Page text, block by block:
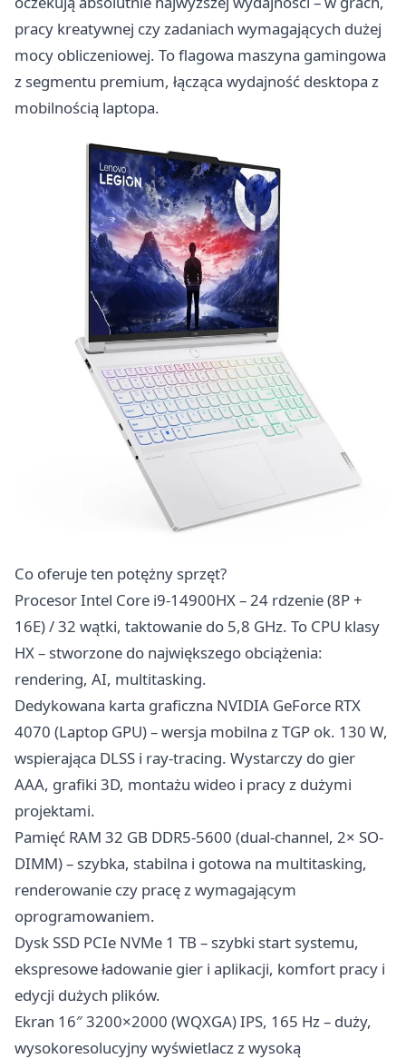
pracy kreatywnej czy zadaniach wymagających dużej
mocy obliczeniowej. To flagowa maszyna gamingowa
z segmentu premium, łącząca wydajność desktopa z
mobilnością laptopa.
Co oferuje ten potężny sprzęt?
Procesor Intel Core i9-14900HX – 24 rdzenie (8P +
16E) / 32 wątki, taktowanie do 5,8 GHz. To CPU klasy
HX – stworzone do największego obciążenia:
rendering, AI, multitasking.
Dedykowana karta graficzna NVIDIA GeForce RTX
4070 (Laptop GPU) – wersja mobilna z TGP ok. 130 W,
wspierająca DLSS i ray-tracing. Wystarczy do gier
AAA, grafiki 3D, montażu wideo i pracy z dużymi
projektami.
Pamięć RAM 32 GB DDR5-5600 (dual-channel, 2× SO-
DIMM) – szybka, stabilna i gotowa na multitasking,
renderowanie czy pracę z wymagającym
oprogramowaniem.
Dysk SSD PCIe NVMe 1 TB – szybki start systemu,
ekspresowe ładowanie gier i aplikacji, komfort pracy i
edycji dużych plików.
Ekran 16″ 3200×2000 (WQXGA) IPS, 165 Hz – duży,
wysokoresolucyjny wyświetlacz z wysoką